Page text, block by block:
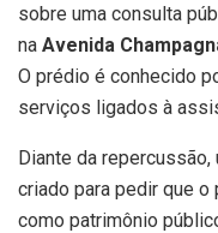
sobre uma consulta
na Avenida
O prédio é conhecido
serviços ligados à
Diante da repercussão,
criado para pedir que
como patrimônio